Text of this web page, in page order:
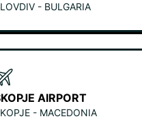
- BULGARIA
AIRPORT
- MACEDONIA